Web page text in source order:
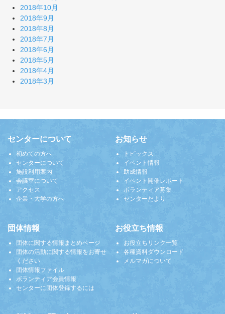
2018年10月
2018年9月
2018年8月
2018年7月
2018年6月
2018年5月
2018年4月
2018年3月
センターについて
初めての方へ
センターについて
施設利用案内
会議室について
アクセス
企業・大学の方へ
お知らせ
トピックス
イベント情報
助成情報
イベント開催レポート
ボランティア募集
センターだより
団体情報
団体に関する情報まとめページ
団体の活動に関する情報をお寄せ
ください
団体情報ファイル
ボランティア会員情報
センターに団体登録するには
お役立ち情報
お役立ちリンク一覧
各種資料ダウンロード
メルマガについて